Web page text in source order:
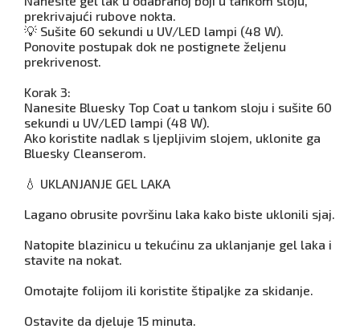
prekrivajući rubove nokta.
💡 Sušite 60 sekundi u UV/LED lampi (48 W).
Ponovite postupak dok ne postignete željenu
prekrivenost.
Korak 3:
Nanesite Bluesky Top Coat u tankom sloju i sušite 60
sekundi u UV/LED lampi (48 W).
Ako koristite nadlak s ljepljivim slojem, uklonite ga
Bluesky Cleanserom.
💧 UKLANJANJE GEL LAKA
Lagano obrusite površinu laka kako biste uklonili sjaj.
Natopite blazinicu u tekućinu za uklanjanje gel laka i
stavite na nokat.
Omotajte folijom ili koristite štipaljke za skidanje.
Ostavite da djeluje 15 minuta.